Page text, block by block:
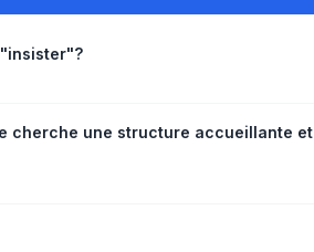
cherche une structure accueillante et